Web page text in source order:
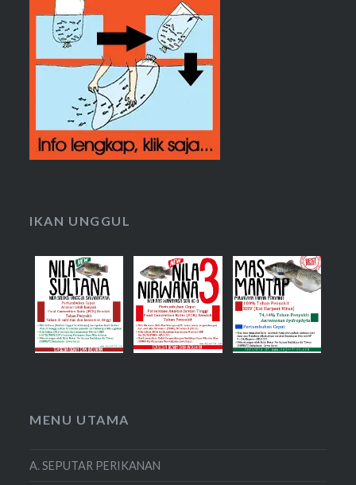
IKAN UNGGUL
MENU UTAMA
A. SEPUTAR PERIKANAN